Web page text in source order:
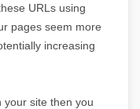
URLs using
pages seem more
increasing
your site then you